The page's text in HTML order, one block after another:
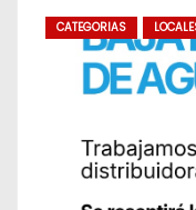
CATEGORIAS